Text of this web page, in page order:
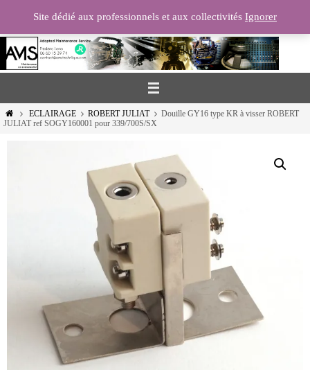
le
contenu
HomeECLAIRAGE ROBERT JULIAT
Douille GY16 type KR à visser ROBERT
JULIAT ref SOGY160001 pour 339/700S/SX
Site dédié aux professionnels et aux collectivités Ignorer